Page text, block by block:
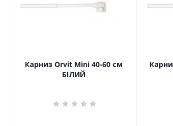
Карниз Orvit Mini 40-60 см
БІЛИЙ